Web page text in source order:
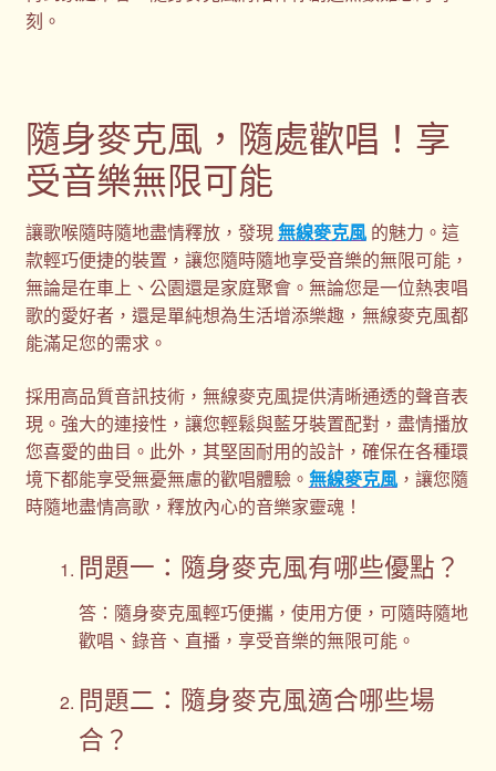
刻。
隨身麥克風，隨處歡唱！享
受音樂無限可能
讓歌喉隨時隨地盡情釋放，發現無線麥克風的魅力。這
款輕巧便捷的裝置，讓您隨時隨地享受音樂的無限可能，
無論是在車上、公園還是家庭聚會。無論您是一位熱衷唱
歌的愛好者，還是單純想為生活增添樂趣，無線麥克風都
能滿足您的需求。
採用高品質音訊技術，無線麥克風提供清晰通透的聲音表
現。強大的連接性，讓您輕鬆與藍牙裝置配對，盡情播放
您喜愛的曲目。此外，其堅固耐用的設計，確保在各種環
境下都能享受無憂無慮的歡唱體驗。 無線麥克風，讓您隨
時隨地盡情高歌，釋放內心的音樂家靈魂！
問題一：隨身麥克風有哪些優點？
答：隨身麥克風輕巧便攜，使用方便，可隨時隨地
歡唱、錄音、直播，享受音樂的無限可能。
問題二：隨身麥克風適合哪些場
合？